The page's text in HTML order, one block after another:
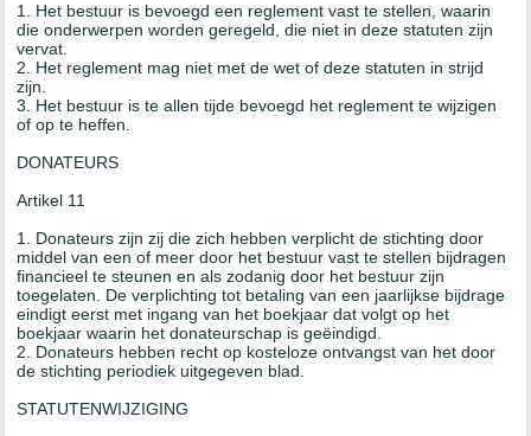
1. Het bestuur is bevoegd een reglement vast te stellen, waarin
die onderwerpen worden geregeld, die niet in deze statuten zijn
vervat.
2. Het reglement mag niet met de wet of deze statuten in strijd
zijn.
3. Het bestuur is te allen tijde bevoegd het reglement te wijzigen
of op te heffen.
DONATEURS
Artikel 11
1. Donateurs zijn zij die zich hebben verplicht de stichting door
middel van een of meer door het bestuur vast te stellen bijdragen
financieel te steunen en als zodanig door het bestuur zijn
toegelaten. De verplichting tot betaling van een jaarlijkse bijdrage
eindigt eerst met ingang van het boekjaar dat volgt op het
boekjaar waarin het donateurschap is geëindigd.
2. Donateurs hebben recht op kosteloze ontvangst van het door
de stichting periodiek uitgegeven blad.
STATUTENWIJZIGING